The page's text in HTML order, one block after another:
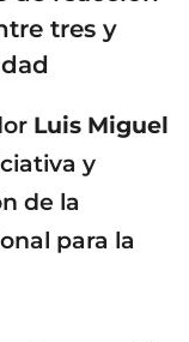
tres y
Luis Miguel
y
de la
para la